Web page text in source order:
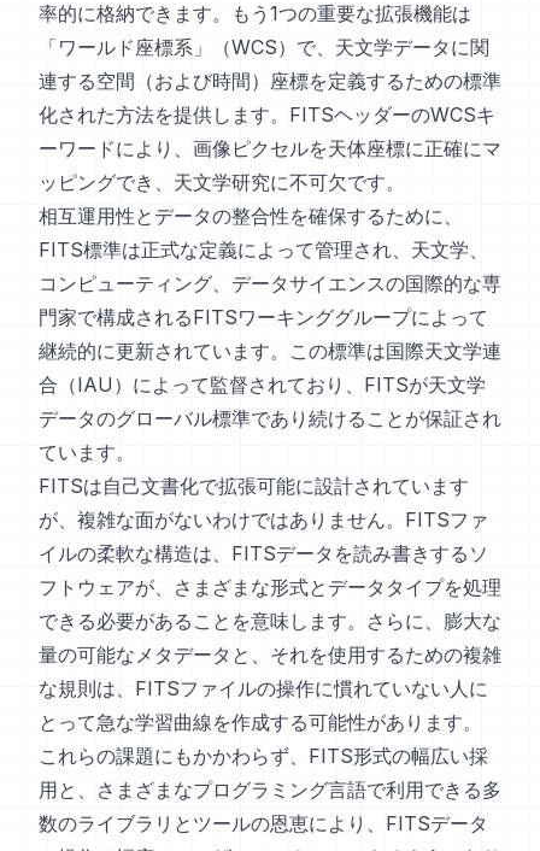
率的に格納できます。もう1つの重要な拡張機能は
「ワールド座標系」（WCS）で、天文学データに関
連する空間（および時間）座標を定義するための標準
化された方法を提供します。FITSヘッダーのWCSキ
ーワードにより、画像ピクセルを天体座標に正確にマ
ッピングでき、天文学研究に不可欠です。
相互運用性とデータの整合性を確保するために、
FITS標準は正式な定義によって管理され、天文学、
コンピューティング、データサイエンスの国際的な専
門家で構成されるFITSワーキンググループによって
継続的に更新されています。この標準は国際天文学連
合（IAU）によって監督されており、FITSが天文学
データのグローバル標準であり続けることが保証され
ています。
FITSは自己文書化で拡張可能に設計されています
が、複雑な面がないわけではありません。FITSファ
イルの柔軟な構造は、FITSデータを読み書きするソ
フトウェアが、さまざまな形式とデータタイプを処理
できる必要があることを意味します。さらに、膨大な
量の可能なメタデータと、それを使用するための複雑
な規則は、FITSファイルの操作に慣れていない人に
とって急な学習曲線を作成する可能性があります。
これらの課題にもかかわらず、FITS形式の幅広い採
用と、さまざまなプログラミング言語で利用できる多
数のライブラリとツールの恩恵により、FITSデータ